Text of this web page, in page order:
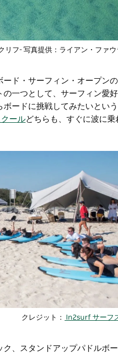
リフ- 写真提供：ライアン・ファ
ド・サーフィン・オープン
一つとして、サーフィン愛
ードに挑戦してみたいとい
ールどちらも、すぐに波に
クレジット： In2surf サーフ
ク、スタンドアップパドルボ